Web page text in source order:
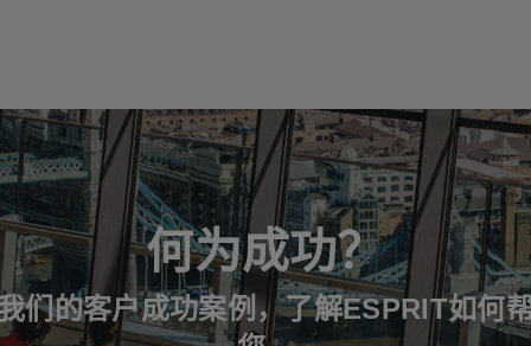
何为成功？
们的客户成功案例，了解ESPRIT如何